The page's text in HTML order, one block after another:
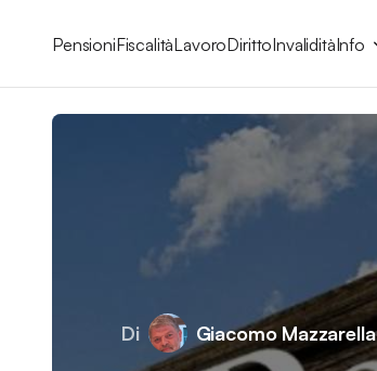
PensioniFiscalitàLavoroDirittoInvaliditàInfo
Di Giacomo Mazzarella